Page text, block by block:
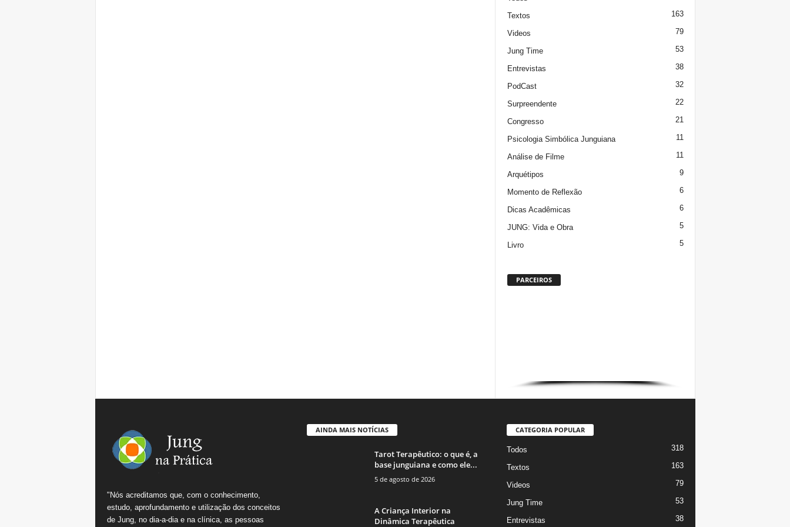
Textos 163
Videos 79
Jung Time 53
Entrevistas 38
PodCast 32
Surpreendente 22
Congresso 21
Psicologia Simbólica Junguiana 11
Análise de Filme 11
Arquétipos 9
Momento de Reflexão 6
Dicas Acadêmicas 6
JUNG: Vida e Obra 5
Livro 5
PARCEIROS
"Nós acreditamos que, com o conhecimento,
estudo, aprofundamento e utilização dos conceitos
de Jung, no dia-a-dia e na clínica, as pessoas
AINDA MAIS NOTÍCIAS
Tarot Terapêutico: o que é, a
base junguiana e como ele...
5 de agosto de 2026
A Criança Interior na
Dinâmica Terapêutica
CATEGORIA POPULAR
Todos 318
Textos 163
Videos 79
Jung Time 53
Entrevistas 38